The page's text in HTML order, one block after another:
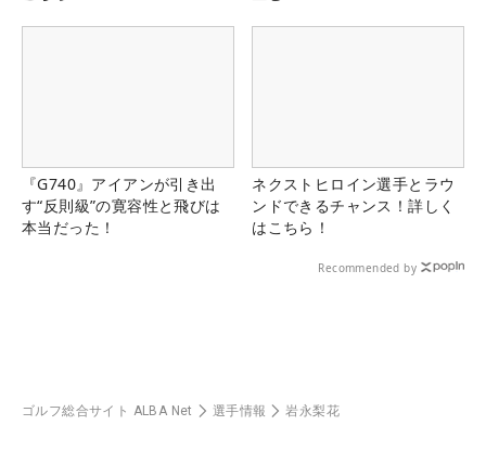
『G740』アイアンが引き出
す“反則級”の寛容性と飛びは
本当だった！
ネクストヒロイン選手とラウ
ンドできるチャンス！詳しく
はこちら！
Recommended by
ゴルフ総合サイト ALBA Net 選手情報 岩永梨花